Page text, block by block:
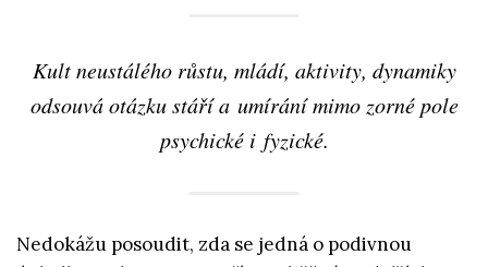
Kult neustálého růstu, mládí, aktivity, dynamiky
odsouvá otázku stáří a umírání mimo zorné pole
psychické i fyzické.
Nedokážu posoudit, zda se jedná o podivnou